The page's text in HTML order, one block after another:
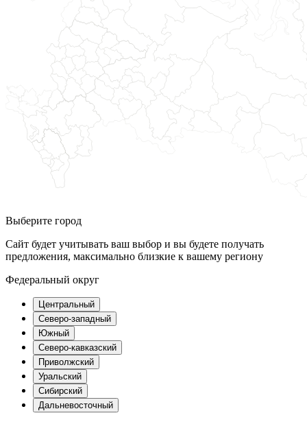
Выберите город
Сайт будет учитывать ваш выбор и вы будете получать
предложения, максимально близкие к вашему региону
Федеральный округ
Центральный
Северо-западный
Южный
Северо-кавказский
Приволжский
Уральский
Сибирский
Дальневосточный